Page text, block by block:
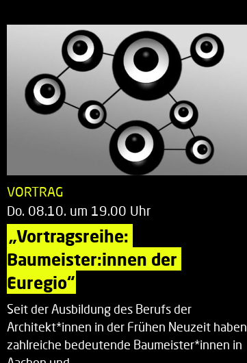
VORTRAG
Do. 08.10. um 19.00 Uhr
„Vortragsreihe:
Baumeister:innen der
Euregio“
Seit der Ausbildung des Berufs der
Architekt*innen in der Frühen Neuzeit haben
zahlreiche bedeutende Baumeister*innen in